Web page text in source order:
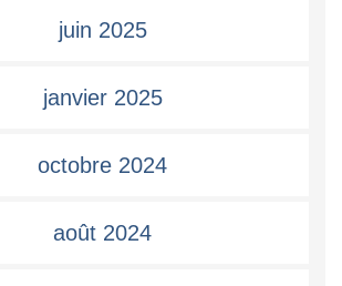
juin 2025
janvier 2025
octobre 2024
août 2024